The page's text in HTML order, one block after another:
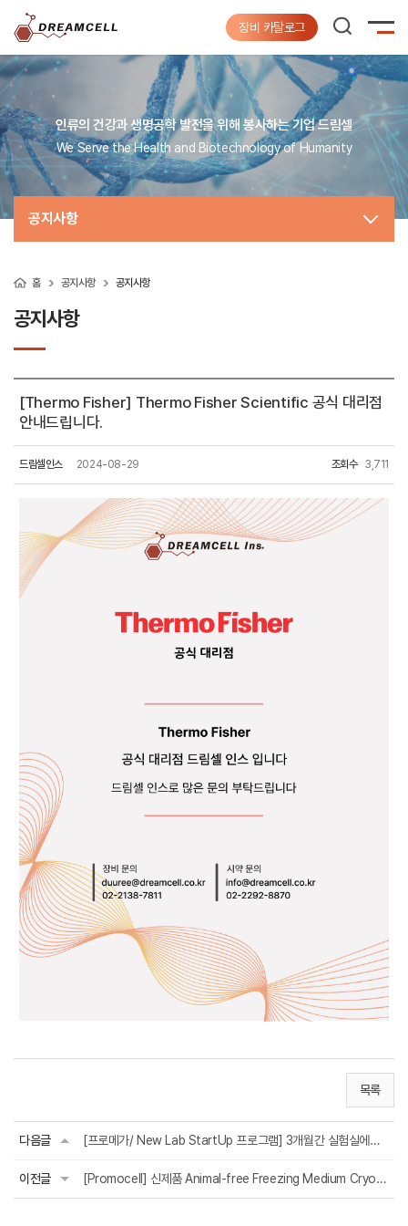
장비 카탈로그
인류의 건강과 생명공학 발전을 위해 봉사하는 기업 드림셀
We Serve the Health and Biotechnology of Humanity
공지사항
홈 공지사항 공지사항
공지사항
[Thermo Fisher] Thermo Fisher Scientific 공식 대리점
안내드립니다.
드림셀인스 2024-08-29 조회수 3,711
목록
다음글 [프로메가/ New Lab StartUp 프로그램] 3개월간 실험실에서 필요한 시약
이전글 [Promocell] 신제품 Animal-free Freezing Medium Cryo-SFM Plus 출시